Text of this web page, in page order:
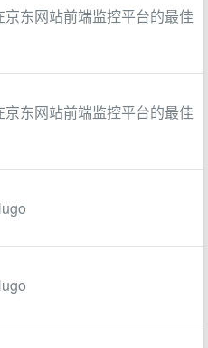
东网站前端监控平台的最佳
东网站前端监控平台的最佳